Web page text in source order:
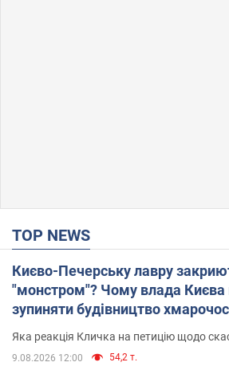
TOP NEWS
Києво-Печерську лавру
"монстром"? Чому влада Києва
зупиняти будівництво
вірянина"
Яка реакція Кличка на петицію щодо
9.08.2026 12:00 54,2 т.